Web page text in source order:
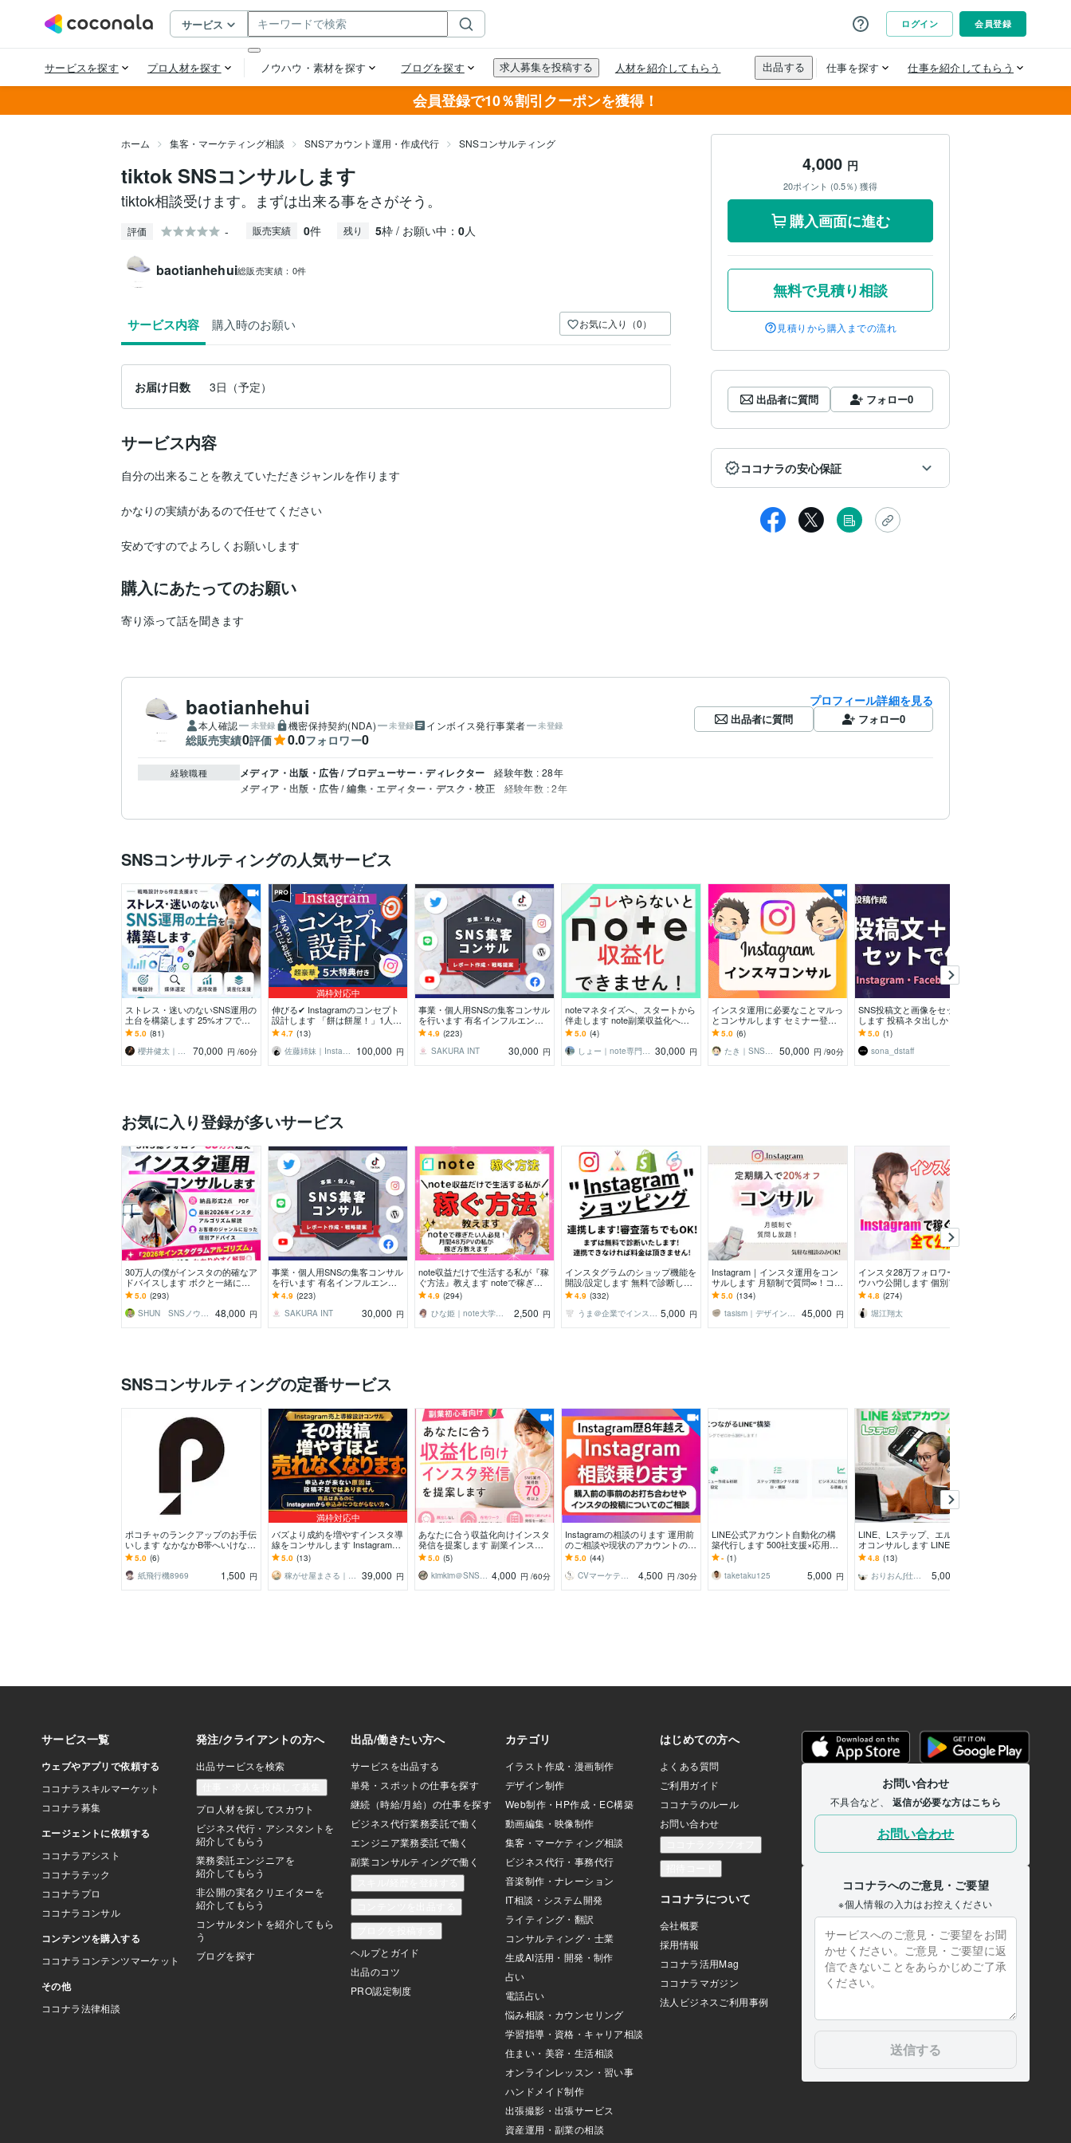
会員登録で10％割引クーポンを獲得！
ホーム 集客・マーケティング相談 SNSアカウント運用・作成代行 SNSコンサルティング
tiktok SNSコンサルします
tiktok相談受けます。まずは出来る事をさがそう。
評価 - 販売実績 0件 残り 5枠 / お願い中： 0人
baotianhehui総販売実績： 0件
サービス内容 購入時のお願い お気に入り（0）
お届け日数 3日（予定）
サービス内容
自分の出来ることを教えていただきジャンルを作ります
かなりの実績があるので任せてください
安めですのでよろしくお願いします
購入にあたってのお願い
寄り添って話を聞きます
4,000 円
20ポイント (0.5％) 獲得
購入画面に進む
無料で見積り相談
見積りから購入までの流れ
出品者に質問 フォロー0
ココナラの安心保証
baotianhehui
本人確認 未登録 機密保持契約(NDA) 未登録 インボイス発行事業者 未登録
総販売実績0評価 0.0フォロワー0
プロフィール詳細を見る
出品者に質問 フォロー0
経験職種 メディア・出版・広告 / プロデューサー・ディレクター 経験年数 : 28年
メディア・出版・広告 / 編集・エディター・デスク・校正 経験年数 : 2年
SNSコンサルティングの人気サービス
ストレス・迷いのないSNS運用の
土台を構築します 25%オフで圧
倒的にお得。ビデオ通話4回分。
頻度も自由です
5.0 (81)
櫻井健太｜集客多角化・SNS運用コンサル
70,000 円 /60分
満枠対応中
伸びる✔ Instagramのコンセプト
設計します 「餅は餅屋！」1人で
何ヶ月も悩む作業は、プロにまる
っとお任せ
4.7 (13)
佐藤姉妹｜Instagramプロマーケタ
100,000 円
事業・個人用SNSの集客コンサル
を行います 有名インフルエンサ
ーも担当するプロが戦略レポート
を作成します
4.9 (223)
SAKURA INT
30,000 円
noteマネタイズへ、スタートから
伴走します note副業収益化への
「どうしたらいいの？」を卒業し
よう！
5.0 (4)
しょー｜note専門運用アドバイザー 30,000 円
インスタ運用に必要なことマルっ
とコンサルします セミナー登壇
者によるInstagram運用コンサル
5.0 (6)
たき｜SNSマーケター
50,000 円 /90分
SNS投稿文と画像をセットで作成
します 投稿ネタ出しから画像作
成までまるごと対応
5.0 (1)
sona_dstaff
お気に入り登録が多いサービス
30万人の僕がインスタの的確なア
ドバイスします ボクと一緒にア
カウントを伸ばしましょう！
5.0 (293)
SHUN SNSノウハウ発信
48,000 円
事業・個人用SNSの集客コンサル
を行います 有名インフルエンサ
ーも担当するプロが戦略レポート
を作成します
4.9 (223)
SAKURA INT
30,000 円
note収益だけで生活する私が『稼
ぐ方法』教えます noteで稼ぎた
い人必見！月間48万PVの私が稼
ぎ方教えます
4.9 (294)
ひな姫｜note大学運営｜収益化運用支援
2,500 円
インスタグラムのショップ機能を
開設/設定します 無料で診断しま
す！開設できない場合は料金はい
ただきません！
4.9 (332)
うま＠企業でインスタの問題解決100件超 5,000 円
Instagram｜インスタ運用をコン
サルします 月額制で質問∞！コン
サル卒業もサポート♪定期購入2
0%でオフ
5.0 (134)
tasism｜デザインとSNSマーケター
45,000 円
インスタ28万フォロワー直伝！ノ
ウハウ公開します 個別アドバイ
ス付き！247Pのボリュームで超
具体解説します！
4.8 (274)
堀江翔太
SNSコンサルティングの定番サービス
ポコチャのランクアップのお手伝
いします なかなかB帯へいけない
方へのアドバイス、悩み相談など
聞きます
5.0 (6)
紙飛行機8969
1,500 円
満枠対応中
バズより成約を増やすインスタ導
線をコンサルします Instagram徹
底コンサル｜フォロワー数より成
約重視◎
5.0 (13)
稼がせ屋まさる｜プロマーケター｜２冠達成 39,000 円
あなたに合う収益化向けインスタ
発信を提案します 副業インスタ
の最初の一歩、インスタで働き方
を変えたい方へ
5.0 (5)
kimkim＠SNSマーケター、ブロガー 4,000 円 /60分
Instagramの相談のります 運用前
のご相談や現状のアカウントの問
題をサクッと知りたい
5.0 (44)
CVマーケティングデザインラボ
4,500 円 /30分
LINE公式アカウント自動化の構
築代行します 500社支援×応用情
報技術者｜売れるLINE導線ゼロ
から設計
- (1)
taketaku125
5,000 円
LINE、Lステップ、エルメのビデ
オコンサルします LINE公式アカ
ウント、エルメ、Lステップの始
め方から運用
4.8 (13)
おりおん∫仕組み化デザインワークス
5,000